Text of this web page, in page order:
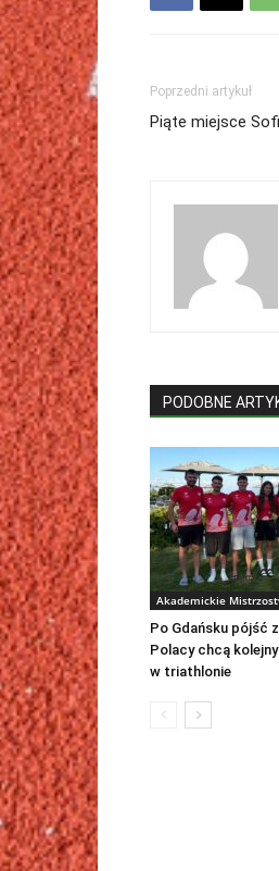
Poprzedni artykuł
Piąte miejsce
PODOBNE
Akademickie
Po Gdańsku pójść
Polacy chcą
w triathlonie